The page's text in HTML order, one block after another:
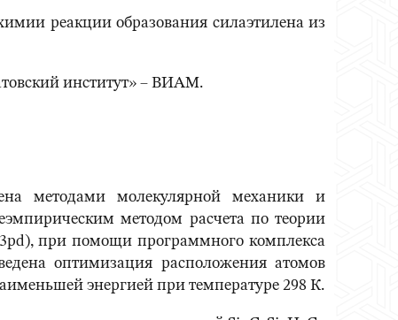
реакции образования силаэтилена из
институт» ‒ ВИАМ.
методами молекулярной механики и
методом расчета по теории
при помощи программного комплекса
оптимизация расположения атомов
энергией при температуре 298 К.